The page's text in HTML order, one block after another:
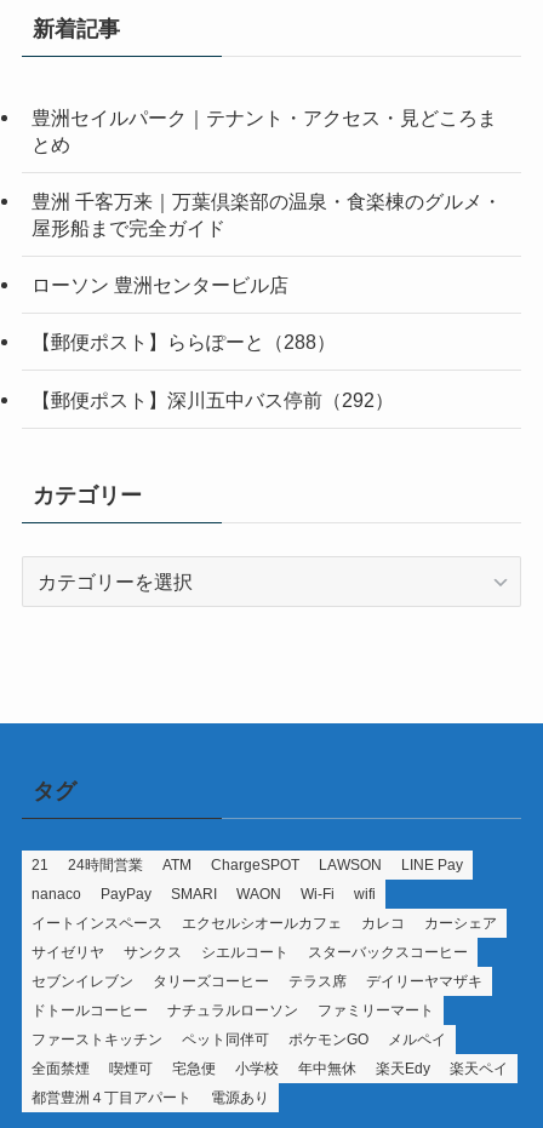
新着記事
豊洲セイルパーク｜テナント・アクセス・見どころま
とめ
豊洲 千客万来｜万葉倶楽部の温泉・食楽棟のグルメ・
屋形船まで完全ガイド
ローソン 豊洲センタービル店
【郵便ポスト】ららぽーと（288）
【郵便ポスト】深川五中バス停前（292）
カテゴリー
タグ
21 24時間営業 ATM ChargeSPOT LAWSON
LINE Pay
nanaco
PayPay SMARI WAON Wi-Fi
wifi
イートインスペース
エクセルシオールカフェ カレコ
カーシェア
サイゼリヤ
サンクス シエルコート
スターバックスコーヒー
セブンイレブン
タリーズコーヒー テラス席
デイリーヤマザキ
ドトールコーヒー
ナチュラルローソン
ファミリーマート
ファーストキッチン
ペット同伴可 ポケモンGO
メルペイ
全面禁煙
喫煙可 宅急便 小学校 年中無休 楽天Edy
楽天ペイ
都営豊洲４丁目アパート
電源あり